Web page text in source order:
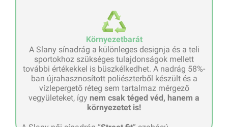
Környezetbarát
A Slany sínadrág a különleges designja és a teli
sportokhoz szükséges tulajdonságok mellett
további értékekkel is büszkélkedhet. A nadrág 58%-
ban újrahasznosított poliészterből készült és a
vízlepergető réteg sem tartalmaz mérgező
vegyületeket, így nem csak téged véd, hanem a
környezetet is!